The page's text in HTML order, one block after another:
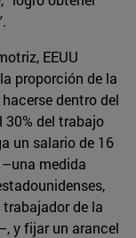
EEUU
proporción de la
dentro del
30% del trabajo
un salario de 16
medida
de la
y fijar un arancel